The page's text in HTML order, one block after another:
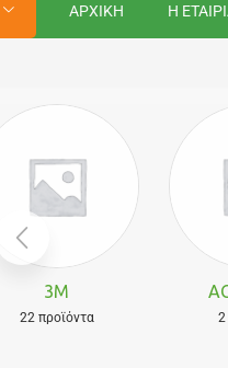
ΑΡΧΙΚΗ Η
3M
22 προϊόντα 2